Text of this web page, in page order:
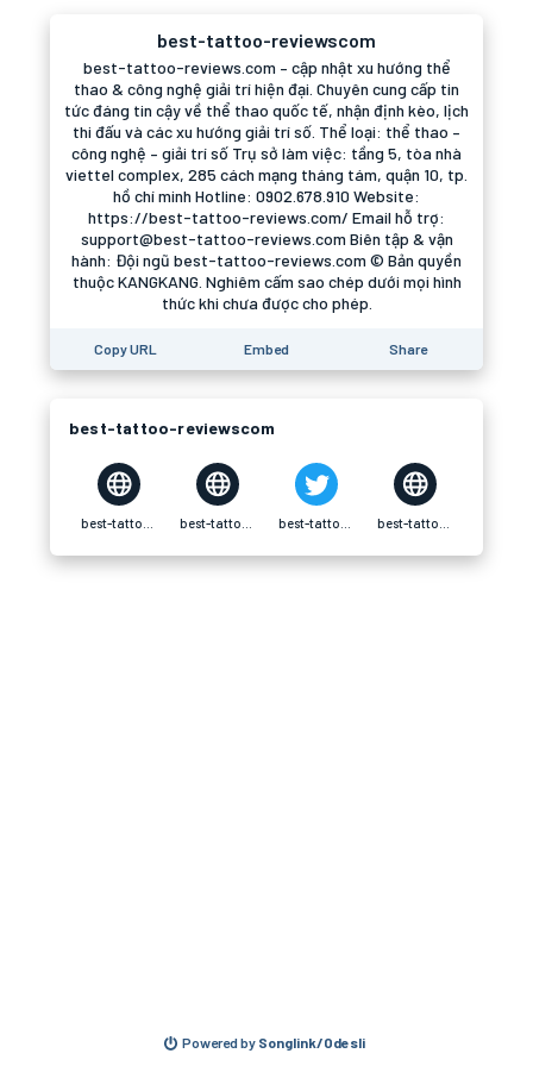
best-tattoo-reviewscom
best-tattoo-reviews.com – cập nhật xu hướng thể
thao & công nghệ giải trí hiện đại. Chuyên cung cấp tin
tức đáng tin cậy về thể thao quốc tế, nhận định kèo, lịch
thi đấu và các xu hướng giải trí số. Thể loại: thể thao –
công nghệ – giải trí số Trụ sở làm việc: tầng 5, tòa nhà
viettel complex, 285 cách mạng tháng tám, quận 10, tp.
hồ chí minh Hotline: 0902.678.910 Website:
https://best-tattoo-reviews.com/ Email hỗ trợ:
support@best-tattoo-reviews.com Biên tập & vận
hành: Đội ngũ best-tattoo-reviews.com © Bản quyền
thuộc KANGKANG. Nghiêm cấm sao chép dưới mọi hình
thức khi chưa được cho phép.
Copy URL Embed Share
best-tattoo-reviewscom
Powered by Songlink/Odesli